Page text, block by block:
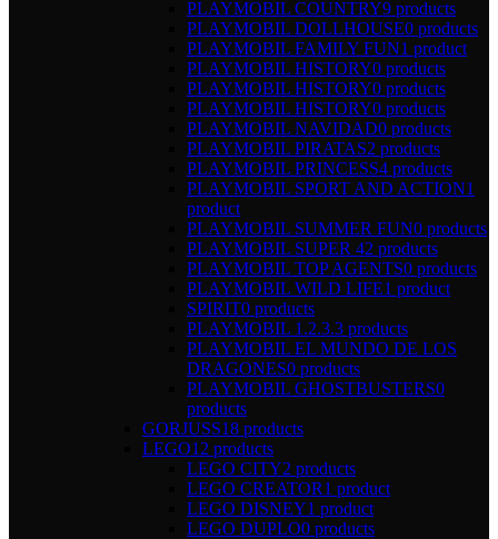
PLAYMOBIL COUNTRY9 products
PLAYMOBIL DOLLHOUSE0 products
PLAYMOBIL FAMILY FUN1 product
PLAYMOBIL HISTORY0 products
PLAYMOBIL HISTORY0 products
PLAYMOBIL HISTORY0 products
PLAYMOBIL NAVIDAD0 products
PLAYMOBIL PIRATAS2 products
PLAYMOBIL PRINCESS4 products
PLAYMOBIL SPORT AND ACTION1
product
PLAYMOBIL SUMMER FUN0 products
PLAYMOBIL SUPER 42 products
PLAYMOBIL TOP AGENTS0 products
PLAYMOBIL WILD LIFE1 product
SPIRIT0 products
PLAYMOBIL 1.2.3.3 products
PLAYMOBIL EL MUNDO DE LOS
DRAGONES0 products
PLAYMOBIL GHOSTBUSTERS0
products
GORJUSS18 products
LEGO12 products
LEGO CITY2 products
LEGO CREATOR1 product
LEGO DISNEY1 product
LEGO DUPLO0 products